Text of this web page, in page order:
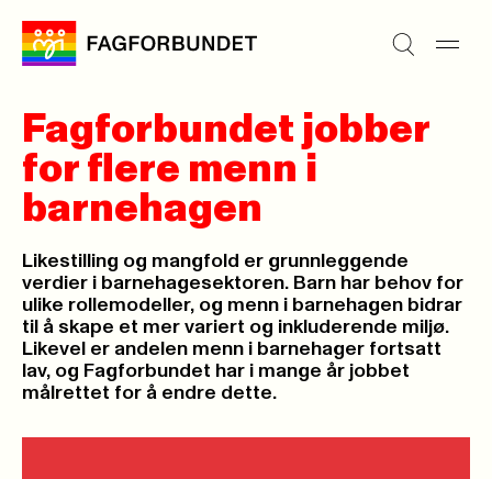
Fagforbundet jobber
for flere menn i
barnehagen
Likestilling og mangfold er grunnleggende
verdier i barnehagesektoren. Barn har behov for
ulike rollemodeller, og menn i barnehagen bidrar
til å skape et mer variert og inkluderende miljø.
Likevel er andelen menn i barnehager fortsatt
lav, og Fagforbundet har i mange år jobbet
målrettet for å endre dette.